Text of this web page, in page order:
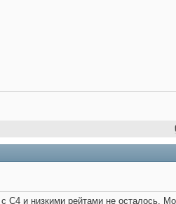
С4 и низкими рейтами не осталось.